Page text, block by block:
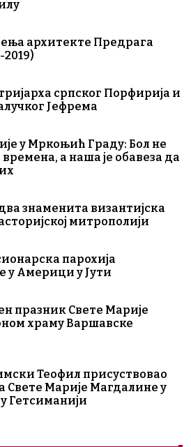
архитекте Предрага
2019)
српског Порфирија и
Јефрема
у Мркоњић Граду: Бол не
а наша је обавеза да
знаменита византијска
митрополији
парохија
у Америци у Јути
празник Свете Марије
храму Варшавске
Теофил присуствовао
Свете Марије Магдалине у
Гетсиманији